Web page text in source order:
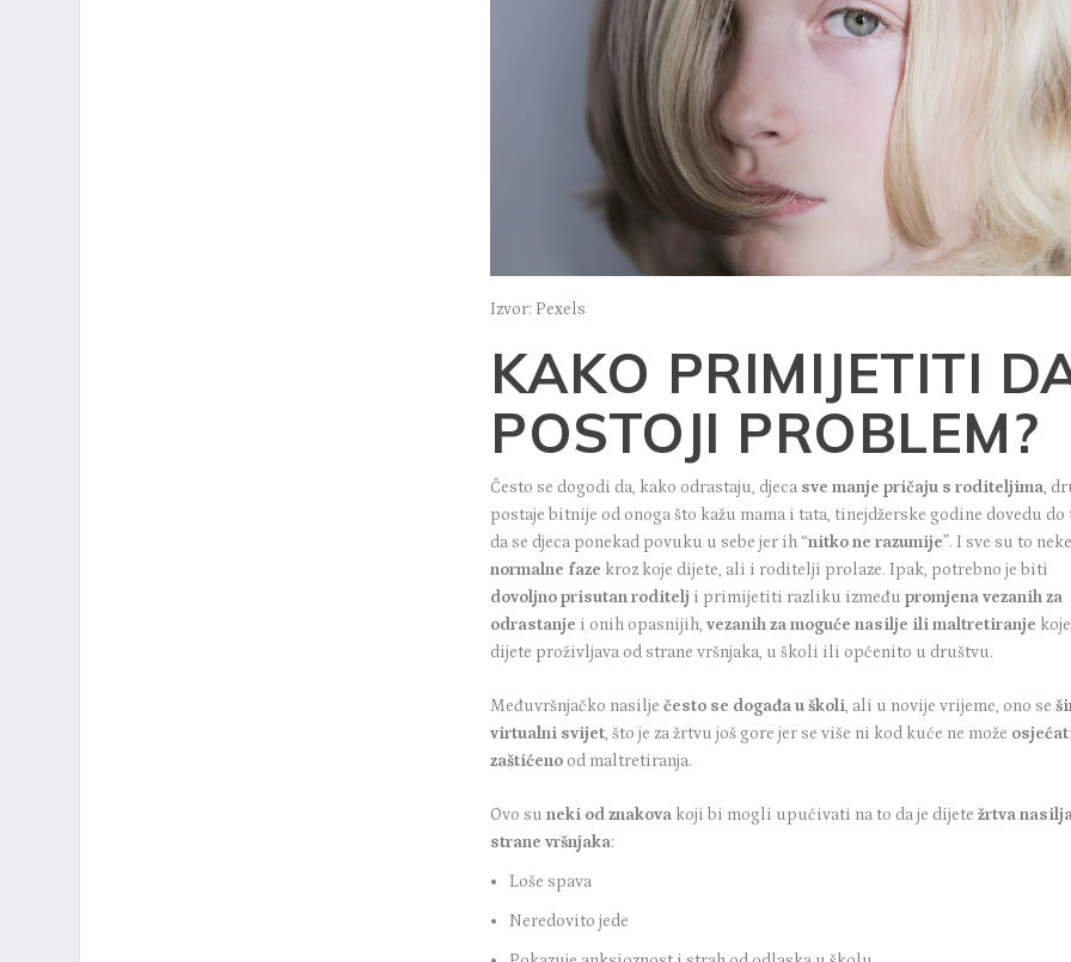
Izvor: Pexels
KAKO PRIMIJETITI
POSTOJI PROBLEM?
Često se dogodi da, kako odrastaju, djeca sve manje pričaju s roditeljima,
postaje bitnije od onoga što kažu mama i tata, tinejdžerske godine dovedu do
da se djeca ponekad povuku u sebe jer ih “nitko ne razumije”. I sve su to
normalne faze kroz koje dijete, ali i roditelji prolaze. Ipak, potrebno je biti
dovoljno prisutan roditelj i primijetiti razliku izmeđupromjena vezanih za
odrastanje i onih opasnijih,vezanih za moguće nasilje ili maltretiranje koje
dijete proživljava od strane vršnjaka, u školi ili općenito u društvu.
Međuvršnjačko nasilječesto se događa u školi, ali u novije vrijeme, ono se
virtualni svijet, što je za žrtvu još gore jer se više ni kod kuće ne može
zaštićeno od maltretiranja.
Ovo suneki od znakova koji bi mogli upućivati na to da je dijetežrtva
strane vršnjaka:
Loše spava
Neredovito jede